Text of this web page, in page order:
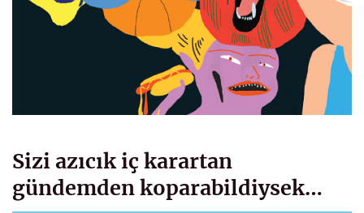
Sizi azıcık iç karartan
gündemden koparabildiysek…